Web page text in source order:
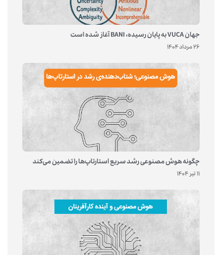
جهان VUCA به پایان رسیده، BANI آغاز شده است
26 مرداد 1404
چگونه هوش مصنوعی رشد سریع استارتاپ‌ها را تضمین می‌کند
11 تیر 1404